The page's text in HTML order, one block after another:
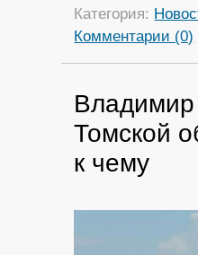
Категория:
Комментарии (0)
Владимир
Томской
к чему